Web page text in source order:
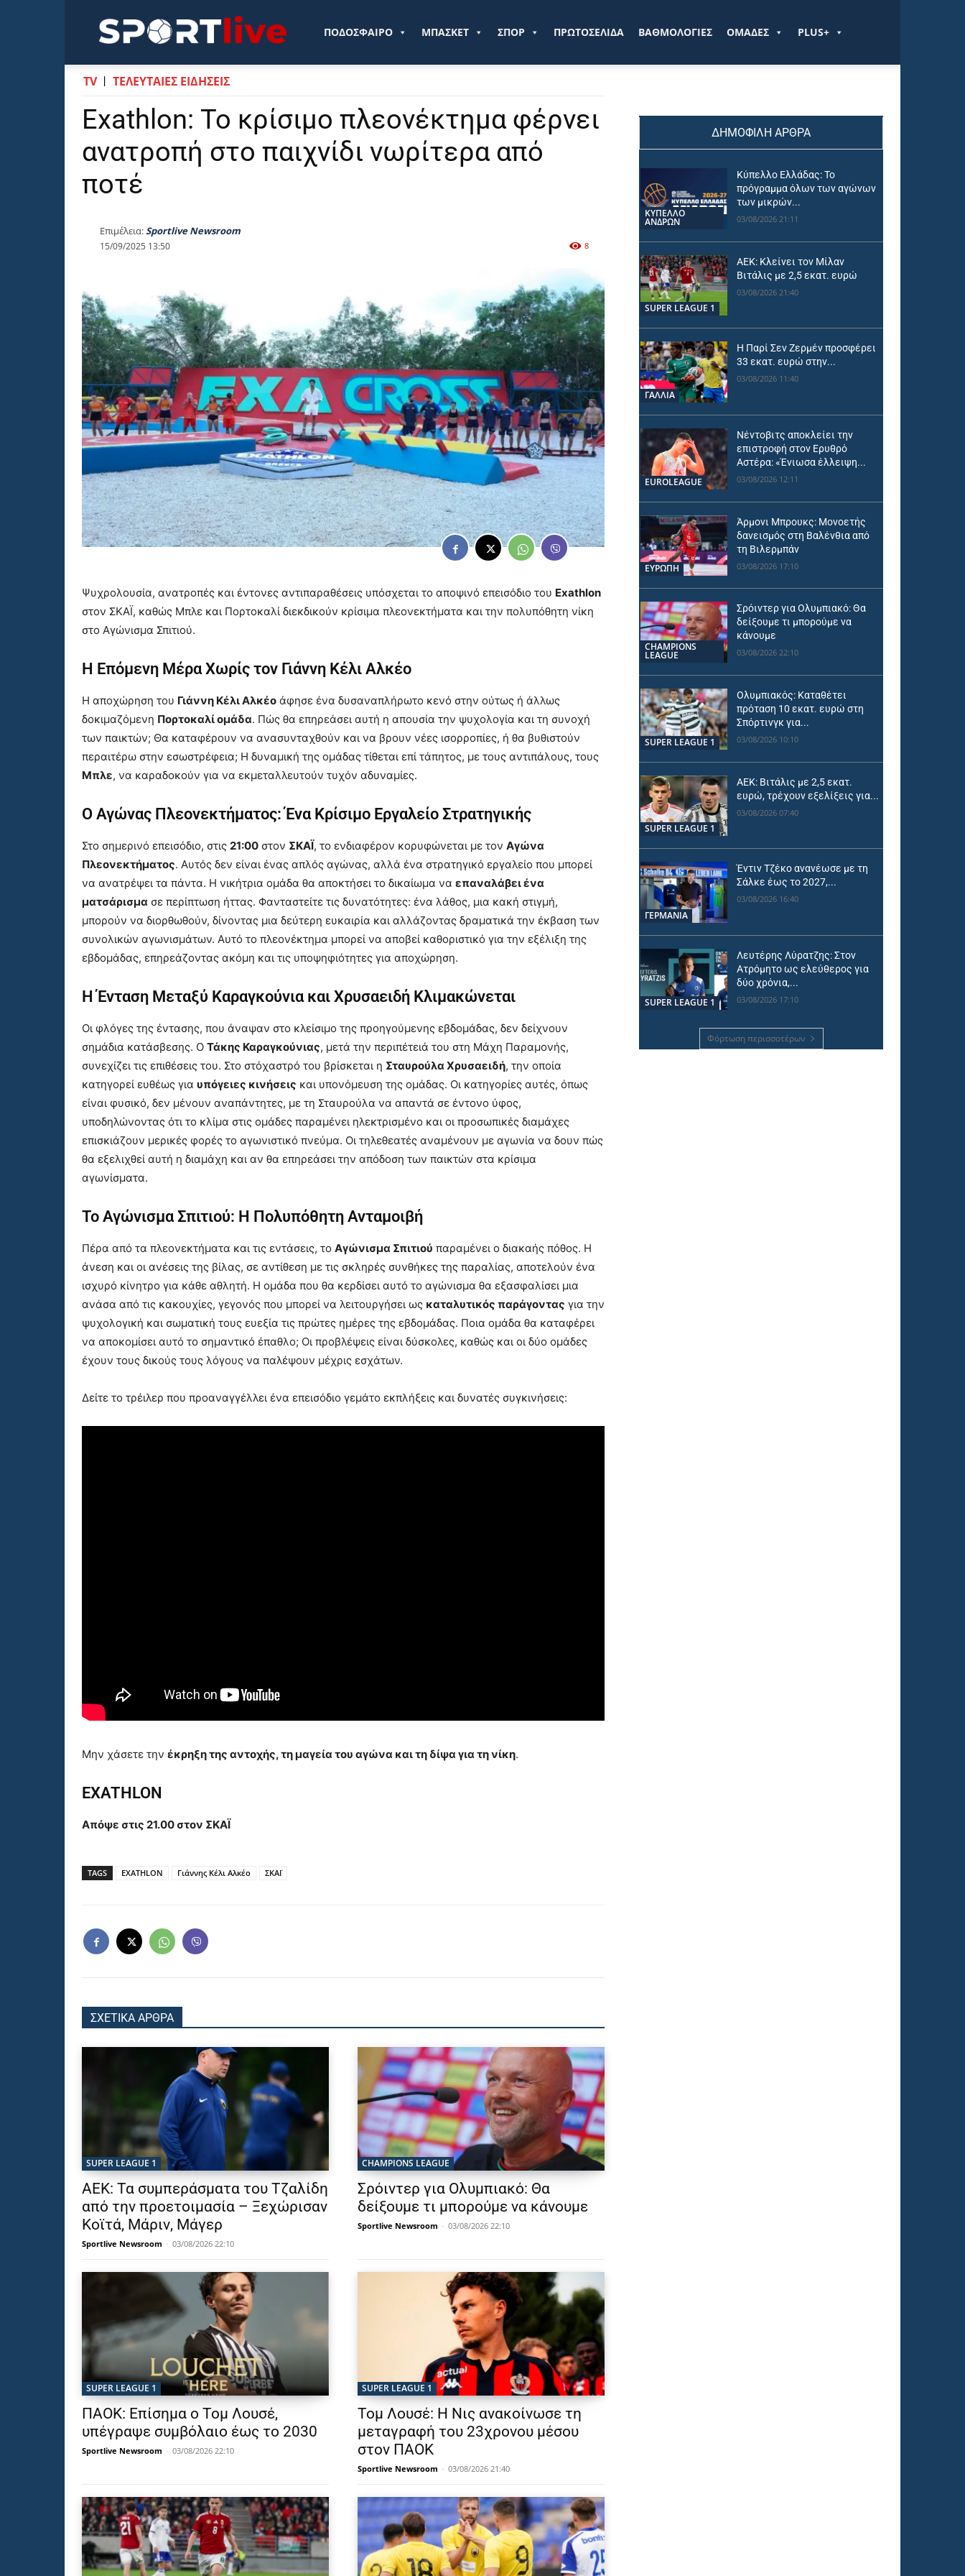
Sportlive.grΠΟΔΟΣΦΑΙΡΟ ΜΠΑΣΚΕΤ ΣΠΟΡ ΠΡΩΤΟΣΕΛΙΔΑ ΒΑΘΜΟΛΟΓΙΕΣ ΟΜΑΔΕΣ PLUS+
TV ΤΕΛΕΥΤΑΙΕΣ ΕΙΔΗΣΕΙΣ
Exathlon: Το κρίσιμο πλεονέκτημα φέρνει
ανατροπή στο παιχνίδι νωρίτερα από
ποτέ
Επιμέλεια:Sportlive Newsroom
15/09/2025 13:50 8
Ψυχρολουσία, ανατροπές και έντονες αντιπαραθέσεις υπόσχεται το αποψινό επεισόδιο του Exathlon
στον ΣΚΑΪ, καθώς Μπλε και Πορτοκαλί διεκδικούν κρίσιμα πλεονεκτήματα και την πολυπόθητη νίκη
στο Αγώνισμα Σπιτιού.
Η Επόμενη Μέρα Χωρίς τον Γιάννη Κέλι Αλκέο
Η αποχώρηση του Γιάννη Κέλι Αλκέο άφησε ένα δυσαναπλήρωτο κενό στην ούτως ή άλλως
δοκιμαζόμενη Πορτοκαλί ομάδα. Πώς θα επηρεάσει αυτή η απουσία την ψυχολογία και τη συνοχή
των παικτών; Θα καταφέρουν να ανασυνταχθούν και να βρουν νέες ισορροπίες, ή θα βυθιστούν
περαιτέρω στην εσωστρέφεια; Η δυναμική της ομάδας τίθεται επί τάπητος, με τους αντιπάλους, τους
Μπλε, να καραδοκούν για να εκμεταλλευτούν τυχόν αδυναμίες.
Ο Αγώνας Πλεονεκτήματος: Ένα Κρίσιμο Εργαλείο Στρατηγικής
Στο σημερινό επεισόδιο, στις 21:00 στον ΣΚΑΪ, το ενδιαφέρον κορυφώνεται με τον Αγώνα
Πλεονεκτήματος. Αυτός δεν είναι ένας απλός αγώνας, αλλά ένα στρατηγικό εργαλείο που μπορεί
να ανατρέψει τα πάντα. Η νικήτρια ομάδα θα αποκτήσει το δικαίωμα να επαναλάβει ένα
ματσάρισμα σε περίπτωση ήττας. Φανταστείτε τις δυνατότητες: ένα λάθος, μια κακή στιγμή,
μπορούν να διορθωθούν, δίνοντας μια δεύτερη ευκαιρία και αλλάζοντας δραματικά την έκβαση των
συνολικών αγωνισμάτων. Αυτό το πλεονέκτημα μπορεί να αποβεί καθοριστικό για την εξέλιξη της
εβδομάδας, επηρεάζοντας ακόμη και τις υποψηφιότητες για αποχώρηση.
Η Ένταση Μεταξύ Καραγκούνια και Χρυσαειδή Κλιμακώνεται
Οι φλόγες της έντασης, που άναψαν στο κλείσιμο της προηγούμενης εβδομάδας, δεν δείχνουν
σημάδια κατάσβεσης. Ο Τάκης Καραγκούνιας, μετά την περιπέτειά του στη Μάχη Παραμονής,
συνεχίζει τις επιθέσεις του. Στο στόχαστρό του βρίσκεται η Σταυρούλα Χρυσαειδή, την οποία
κατηγορεί ευθέως για υπόγειες κινήσεις και υπονόμευση της ομάδας. Οι κατηγορίες αυτές, όπως
είναι φυσικό, δεν μένουν αναπάντητες, με τη Σταυρούλα να απαντά σε έντονο ύφος,
υποδηλώνοντας ότι το κλίμα στις ομάδες παραμένει ηλεκτρισμένο και οι προσωπικές διαμάχες
επισκιάζουν μερικές φορές το αγωνιστικό πνεύμα. Οι τηλεθεατές αναμένουν με αγωνία να δουν πώς
θα εξελιχθεί αυτή η διαμάχη και αν θα επηρεάσει την απόδοση των παικτών στα κρίσιμα
αγωνίσματα.
Το Αγώνισμα Σπιτιού: Η Πολυπόθητη Ανταμοιβή
Πέρα από τα πλεονεκτήματα και τις εντάσεις, το Αγώνισμα Σπιτιού παραμένει ο διακαής πόθος. Η
άνεση και οι ανέσεις της βίλας, σε αντίθεση με τις σκληρές συνθήκες της παραλίας, αποτελούν ένα
ισχυρό κίνητρο για κάθε αθλητή. Η ομάδα που θα κερδίσει αυτό το αγώνισμα θα εξασφαλίσει μια
ανάσα από τις κακουχίες, γεγονός που μπορεί να λειτουργήσει ως καταλυτικός παράγοντας για την
ψυχολογική και σωματική τους ευεξία τις πρώτες ημέρες της εβδομάδας. Ποια ομάδα θα καταφέρει
να αποκομίσει αυτό το σημαντικό έπαθλο; Οι προβλέψεις είναι δύσκολες, καθώς και οι δύο ομάδες
έχουν τους δικούς τους λόγους να παλέψουν μέχρις εσχάτων.
Δείτε το τρέιλερ που προαναγγέλλει ένα επεισόδιο γεμάτο εκπλήξεις και δυνατές συγκινήσεις:
Μην χάσετε την έκρηξη της αντοχής, τη μαγεία του αγώνα και τη δίψα για τη νίκη.
EXATHLON
Απόψε στις 21.00 στον ΣΚΑΪ
TAGS EXATHLON Γιάννης Κέλι Αλκέο ΣΚΑΪ
ΣΧΕΤΙΚΑ ΑΡΘΡΑ
SUPER LEAGUE 1
ΑΕΚ: Τα συμπεράσματα του Τζαλίδη
από την προετοιμασία – Ξεχώρισαν
Κοϊτά, Μάριν, Μάγερ
Sportlive Newsroom - 03/08/2026 22:10
CHAMPIONS LEAGUE
Σρόιντερ για Ολυμπιακό: Θα
δείξουμε τι μπορούμε να κάνουμε
Sportlive Newsroom - 03/08/2026 22:10
SUPER LEAGUE 1
ΠΑΟΚ: Επίσημα ο Τομ Λουσέ,
υπέγραψε συμβόλαιο έως το 2030
Sportlive Newsroom - 03/08/2026 22:10
SUPER LEAGUE 1
Τομ Λουσέ: Η Νις ανακοίνωσε τη
μεταγραφή του 23χρονου μέσου
στον ΠΑΟΚ
Sportlive Newsroom - 03/08/2026 21:40
ΔΗΜΟΦΙΛΗ ΑΡΘΡΑ
ΚΥΠΕΛΛΟ
ΑΝΔΡΩΝ
Κύπελλο Ελλάδας: Το
πρόγραμμα όλων των αγώνων
των μικρών...
03/08/2026 21:11
SUPER LEAGUE 1
ΑΕΚ: Κλείνει τον Μίλαν
Βιτάλις με 2,5 εκατ. ευρώ
03/08/2026 21:40
ΓΑΛΛΙΑ
Η Παρί Σεν Ζερμέν προσφέρει
33 εκατ. ευρώ στην...
03/08/2026 11:40
EUROLEAGUE
Νέντοβιτς αποκλείει την
επιστροφή στον Ερυθρό
Αστέρα: «Ένιωσα έλλειψη...
03/08/2026 12:11
ΕΥΡΩΠΗ
Άρμονι Μπρουκς: Μονοετής
δανεισμός στη Βαλένθια από
τη Βιλερμπάν
03/08/2026 17:10
CHAMPIONS
LEAGUE
Σρόιντερ για Ολυμπιακό: Θα
δείξουμε τι μπορούμε να
κάνουμε
03/08/2026 22:10
SUPER LEAGUE 1
Ολυμπιακός: Καταθέτει
πρόταση 10 εκατ. ευρώ στη
Σπόρτινγκ για...
03/08/2026 10:10
SUPER LEAGUE 1
ΑΕΚ: Βιτάλις με 2,5 εκατ.
ευρώ, τρέχουν εξελίξεις για...
03/08/2026 07:40
ΓΕΡΜΑΝΙΑ
Έντιν Τζέκο ανανέωσε με τη
Σάλκε έως το 2027,...
03/08/2026 16:40
SUPER LEAGUE 1
Λευτέρης Λύρατζης: Στον
Ατρόμητο ως ελεύθερος για
δύο χρόνια,...
03/08/2026 17:10
Φόρτωση περισσοτέρων